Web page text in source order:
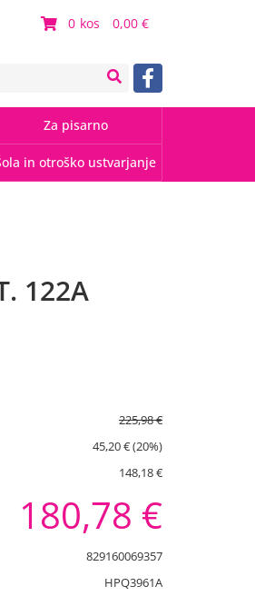
0 0,00
Za pisarno
in otroško ustvarjanje
122A
225,98 €
45,20 € (20%)
148,18 €
180,78 €
829160069357
HPQ3961A